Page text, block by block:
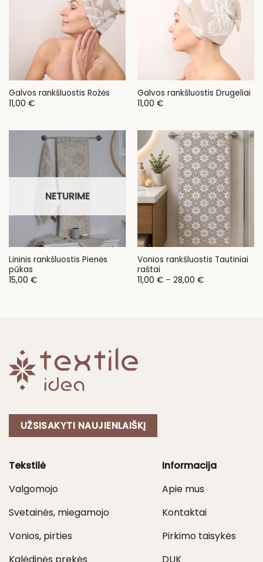
Galvos rankšluostis Rožės
11,00 €
Galvos rankšluostis Drugeliai
11,00 €
NETURIME
Lininis rankšluostis Pienės
pūkas
15,00 €
Vonios rankšluostis Tautiniai
raštai
11,00 € – 28,00 €Price
UŽSISAKYTI NAUJIENLAIŠKĮ
Tekstilė
Valgomojo
Svetainės, miegamojo
Vonios, pirties
Kalėdinės prekės
Informacija
Apie mus
Kontaktai
Pirkimo taisykės
DUK